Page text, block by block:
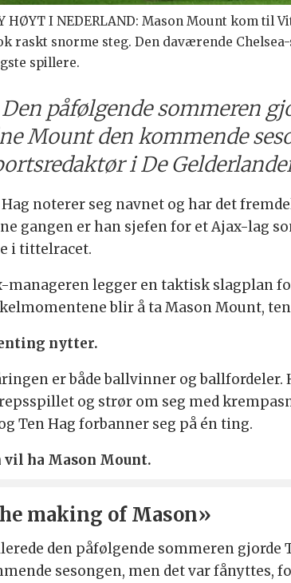
HØYT I NEDERLAND: Mason Mount kom til
raskt snorme steg. Den daværende
spillere.
Den påfølgende sommeren
Mount den kommende
i De
Hag noterer seg navnet og har det
gangen er han sjefen for et Ajax-lag
i tittelracet.
manageren legger en taktisk slagplan
blir å ta Mason Mount,
nytter.
er både ballvinner og
og strør om seg med
Ten Hag forbanner seg på én ting.
vil ha Mason Mount.
making of Mason»
den påfølgende sommeren gjorde
sesongen, men det var fånyttes,